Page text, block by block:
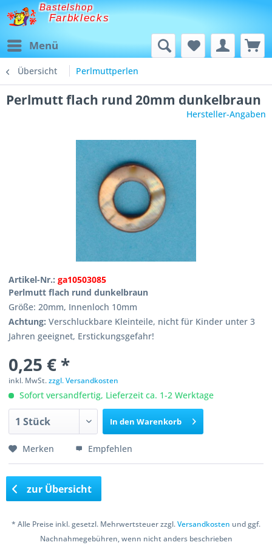
Bastelshop
Farbklecks
Menü
Übersicht Perlmuttperlen
Perlmutt flach rund 20mm dunkelbraun
Hersteller-Angaben
Artikel-Nr.:ga10503085
Perlmutt flach rund dunkelbraun
Größe: 20mm, Innenloch 10mm
Achtung: Verschluckbare Kleinteile, nicht für Kinder unter 3
Jahren geeignet, Erstickungsgefahr!
0,25 € *
inkl. MwSt.zzgl. Versandkosten
Sofort versandfertig, Lieferzeit ca. 1-2 Werktage
In den Warenkorb
Merken Empfehlen
zur Übersicht
* Alle Preise inkl. gesetzl. Mehrwertsteuer zzgl.Versandkosten und ggf.
Nachnahmegebühren, wenn nicht anders beschrieben